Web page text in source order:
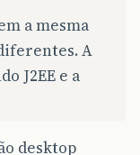
a mesma
A
J2EE e a
desktop